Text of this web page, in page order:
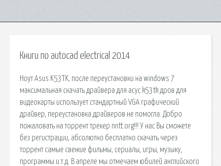
Книги по autocad electrical 2014
Ноут Asus K53TK, после переустановки на windows 7
максимальная скачать драйвера для асус k53tk дров для
видеокарты использует стандартный VGA графический
драйвер, переустановка драйверов не помогла. Добро
пожаловать на торрент трекер nntt.org!!! У нас Вы сможете
без регистрации, абсолютно бесплатно скачать через
торрент самые свежие фильмы, сериалы, игры, музыку,
программы и.т.д. В апреле мы отмечаем юбилей английского